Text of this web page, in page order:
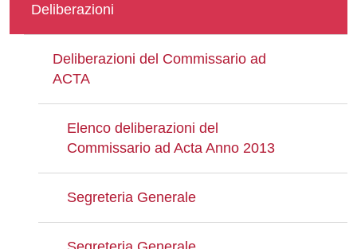
Deliberazioni
Deliberazioni del Commissario ad
ACTA
Elenco deliberazioni del
Commissario ad Acta Anno 2013
Segreteria Generale